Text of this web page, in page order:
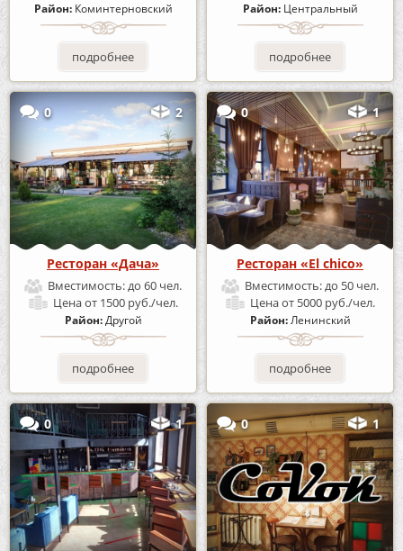
Район: Коминтерновский
подробнее
Район: Центральный
подробнее
0 2
Ресторан «Дача»
Вместимость:до 60 чел.
Ценаот 1500 руб./чел.
Район:Другой
подробнее
0 1
Ресторан «El chico»
Вместимость:до 50 чел.
Ценаот 5000 руб./чел.
Район:Ленинский
подробнее
0 1 0 1